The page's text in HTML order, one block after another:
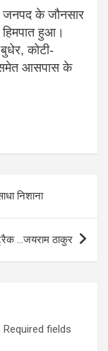
के जौनसार
हिमपात हुआ।
कोटी-
समेत आसपास के
निशाना
…जयराम ठाकुर
Required fields